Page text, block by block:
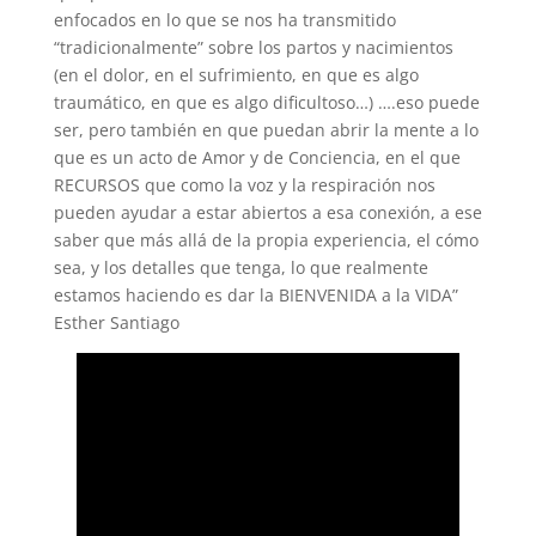
enfocados en lo que se nos ha transmitido
“tradicionalmente” sobre los partos y nacimientos
(en el dolor, en el sufrimiento, en que es algo
traumático, en que es algo dificultoso…) ….eso puede
ser, pero también en que puedan abrir la mente a lo
que es un acto de Amor y de Conciencia, en el que
RECURSOS que como la voz y la respiración nos
pueden ayudar a estar abiertos a esa conexión, a ese
saber que más allá de la propia experiencia, el cómo
sea, y los detalles que tenga, lo que realmente
estamos haciendo es dar la BIENVENIDA a la VIDA”
Esther Santiago